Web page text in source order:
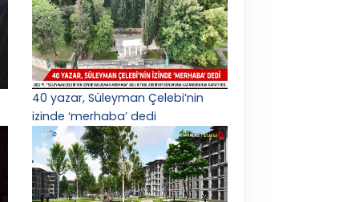
40 yazar, Süleyman Çelebi’nin
izinde ‘merhaba’ dedi